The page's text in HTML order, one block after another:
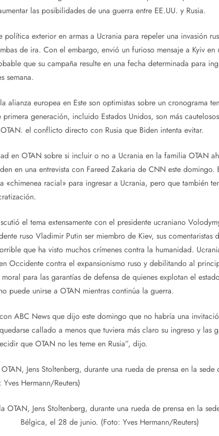
las posibilidades de una guerra entre EE.UU. y Rusia.
exterior en armas a Ucrania para repeler una invasión
de ira. Con el embargo, envió un furioso mensaje a Kyiv en
que su campaña resulte en una fecha determinada para
semana.
alianza europea en Este son optimistas sobre un cronograma
generación, incluido Estados Unidos, son más
el conflicto directo con Rusia que Biden intenta evitar.
en OTAN sobre si incluir o no a Ucrania en la familia OTAN
en una entrevista con Fareed Zakaria de CNN este
«chimenea racial» para ingresar a Ucrania, pero que también
el tema extensamente con el presidente ucraniano
ruso Vladimir Putin ser miembro de Kiev, sus comentaristas
que ha visto muchos crímenes contra la humanidad.
Occidente contra el expansionismo ruso y debilitando al
para las garantías de defensa de quienes explotan el
puede unirse a OTAN mientras continúa la guerra.
ABC News que dijo este domingo que no habría una
callado a menos que tuviera más claro su ingreso y las
que OTAN no les teme en Rusia”, dijo.
OTAN, Jens Stoltenberg, durante una rueda de prensa en la
Bélgica, el 28 de junio. (Foto: Yves Hermann/Reuters)